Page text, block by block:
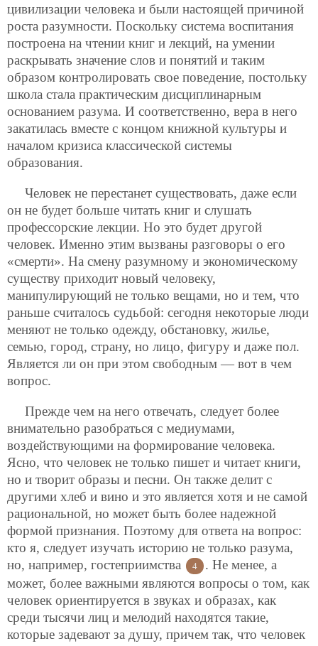
цивилизации человека и были настоящей причиной
роста разумности. Поскольку система воспитания
построена на чтении книг и лекций, на умении
раскрывать значение слов и понятий и таким
образом контролировать свое поведение, постольку
школа стала практическим дисциплинарным
основанием разума. И соответственно, вера в него
закатилась вместе с концом книжной культуры и
началом кризиса классической системы
образования.
Человек не перестанет существовать, даже если
он не будет больше читать книг и слушать
профессорские лекции. Но это будет другой
человек. Именно этим вызваны разговоры о его
«смерти». На смену разумному и экономическому
существу приходит новый человеку,
манипулирующий не только вещами, но и тем, что
раньше считалось судьбой: сегодня некоторые люди
меняют не только одежду, обстановку, жилье,
семью, город, страну, но лицо, фигуру и даже пол.
Является ли он при этом свободным — вот в чем
вопрос.
Прежде чем на него отвечать, следует более
внимательно разобраться с медиумами,
воздействующими на формирование человека.
Ясно, что человек не только пишет и читает книги,
но и творит образы и песни. Он также делит с
другими хлеб и вино и это является хотя и не самой
рациональной, но может быть более надежной
формой признания. Поэтому для ответа на вопрос:
кто я, следует изучать историю не только разума,
но, например, гостеприимства
4
. Не менее, а
может, более важными являются вопросы о том, как
человек ориентируется в звуках и образах, как
среди тысячи лиц и мелодий находятся такие,
которые задевают за душу, причем так, что человек